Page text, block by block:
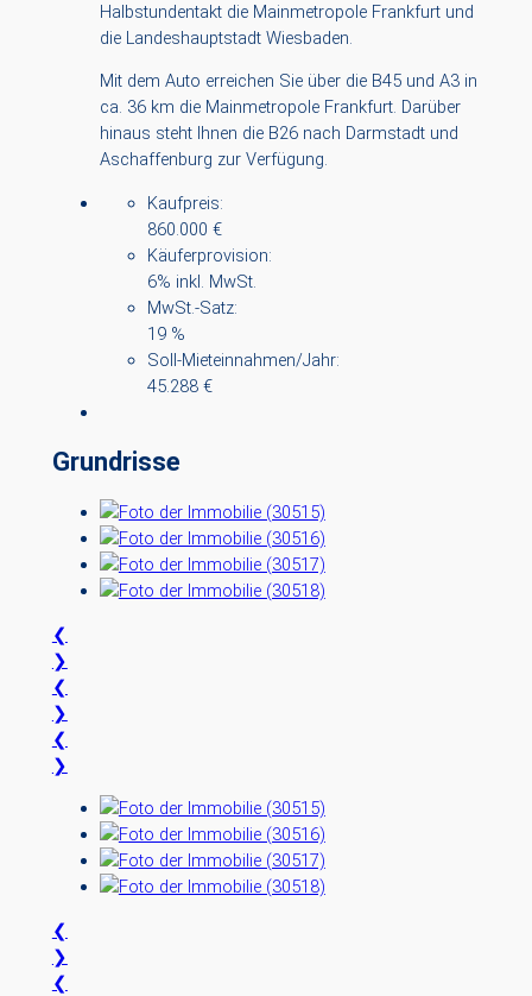
Halbstundentakt die Mainmetropole Frankfurt und
die Landeshauptstadt Wiesbaden.
Mit dem Auto erreichen Sie über die B45 und A3 in
ca. 36 km die Mainmetropole Frankfurt. Darüber
hinaus steht Ihnen die B26 nach Darmstadt und
Aschaffenburg zur Verfügung.
Kaufpreis:
860.000 €
Käuferprovision:
6% inkl. MwSt.
MwSt.-Satz:
19 %
Soll-Mieteinnahmen/Jahr:
45.288 €
Grundrisse
❮
❯
❮
❯
❮
❯
❮
❯
❮